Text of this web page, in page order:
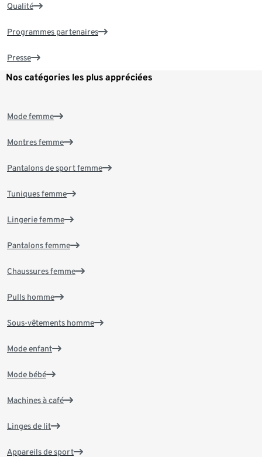
Qualité
Programmes partenaires
Presse
Nos catégories les plus appréciées
Mode femme
Montres femme
Pantalons de sport femme
Tuniques femme
Lingerie femme
Pantalons femme
Chaussures femme
Pulls homme
Sous-vêtements homme
Mode enfant
Mode bébé
Machines à café
Linges de lit
Appareils de sport